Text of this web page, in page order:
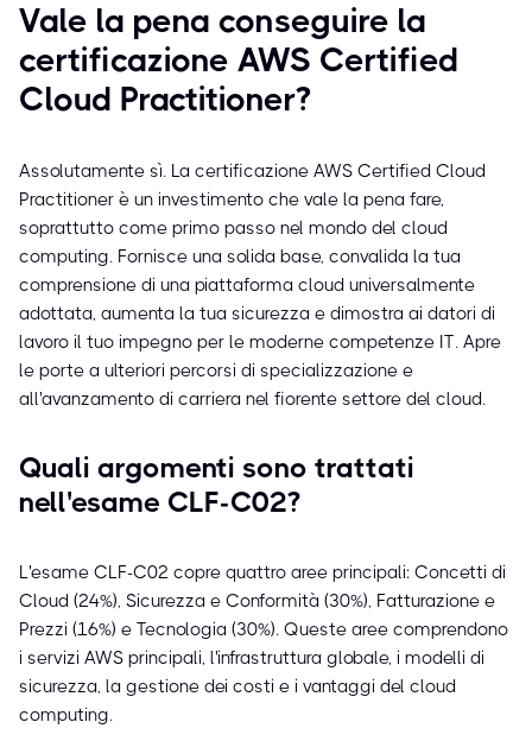
Vale la pena conseguire la
certificazione AWS Certified
Cloud Practitioner?
Assolutamente sì. La certificazione AWS Certified Cloud
Practitioner è un investimento che vale la pena fare,
soprattutto come primo passo nel mondo del cloud
computing. Fornisce una solida base, convalida la tua
comprensione di una piattaforma cloud universalmente
adottata, aumenta la tua sicurezza e dimostra ai datori di
lavoro il tuo impegno per le moderne competenze IT. Apre
le porte a ulteriori percorsi di specializzazione e
all'avanzamento di carriera nel fiorente settore del cloud.
Quali argomenti sono trattati
nell'esame CLF-C02?
L'esame CLF-C02 copre quattro aree principali: Concetti di
Cloud (24%), Sicurezza e Conformità (30%), Fatturazione e
Prezzi (16%) e Tecnologia (30%). Queste aree comprendono
i servizi AWS principali, l'infrastruttura globale, i modelli di
sicurezza, la gestione dei costi e i vantaggi del cloud
computing.